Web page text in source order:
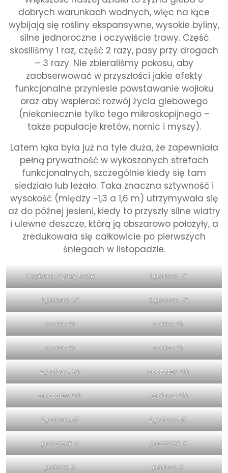
dobrych warunkach wodnych, więc na łące
wybijają się rośliny ekspansywne, wysokie byliny,
silne jednoroczne i oczywiście trawy. Część
skosiliśmy 1 raz, część 2 razy, pasy przy drogach
– 3 razy. Nie zbieraliśmy pokosu, aby
zaobserwować w przyszłości jakie efekty
funkcjonalne przyniesie powstawanie wojłoku
oraz aby wspierać rozwój życia glebowego
(niekoniecznie tylko tego mikroskopijnego –
także populacje kretów, nornic i myszy).
Latem łąka była już na tyle duża, że zapewniała
pełną prywatność w wykoszonych strefach
funkcjonalnych, szczególnie kiedy się tam
siedziało lub leżało. Taka znaczna sztywność i
wysokość (między ~1,3 a 1,6 m) utrzymywała się
aż do późnej jesieni, kiedy to przyszły silne wiatry
i ulewne deszcze, którą ją obszarowo położyły, a
zredukowała się całkowicie po pierwszych
śniegach w listopadzie.
1 połowa V przy wale 1 połowa VI
1 połowa VI 2 połowa VI
koniec VI koniec VI
koniec VI koniec VI
2 połowa VII początek VIII
początek VIII 1 połowa VIII
2 połowa IX 2 połowa IX
początek X początek X
połowa X połowa X